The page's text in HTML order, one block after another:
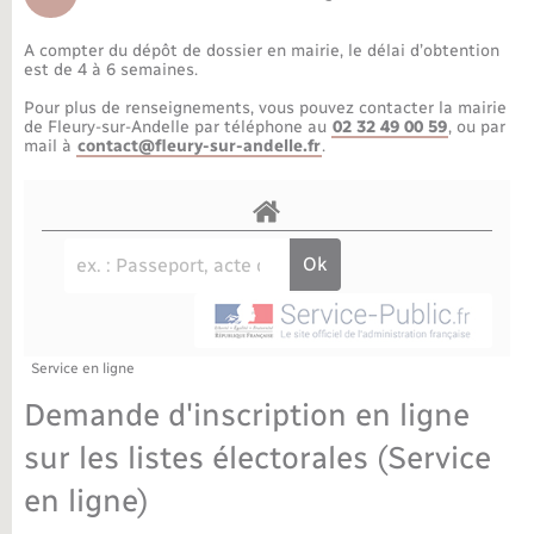
Parrainage civil
Recensement militaire
Petite enfance
Info jeunes
Associations
Bibliothèques
Tourisme
Bornes de recharge électrique
Travaux - Autorisation d’occupation de l’espace
public
Publications
Agenda
La Communauté de communes
A compter du dépôt de dossier en mairie, le délai d’obtention
est de 4 à 6 semaines.
Pour plus de renseignements, vous pouvez contacter la mairie
de Fleury-sur-Andelle par téléphone au 02 32 49 00 59, ou par
mail à contact@fleury-sur-andelle.fr.
Service en ligne
Demande d'inscription en ligne
sur les listes électorales (Service
en ligne)